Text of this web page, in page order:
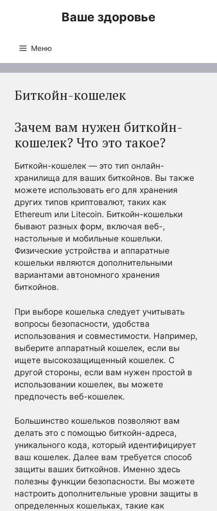
Ваше здоровье
Меню
Биткойн-кошелек
Зачем вам нужен биткойн-
кошелек? Что это такое?
Биткойн-кошелек — это тип онлайн-
хранилища для ваших биткойнов. Вы также
можете использовать его для хранения
других типов криптовалют, таких как
Ethereum или Litecoin. Биткойн-кошельки
бывают разных форм, включая веб-,
настольные и мобильные кошельки.
Физические устройства и аппаратные
кошельки являются дополнительными
вариантами автономного хранения
биткойнов.
При выборе кошелька следует учитывать
вопросы безопасности, удобства
использования и совместимости. Например,
выберите аппаратный кошелек, если вы
ищете высокозащищенный кошелек. С
другой стороны, если вам нужен простой в
использовании кошелек, вы можете
предпочесть веб-кошелек.
Большинство кошельков позволяют вам
делать это с помощью биткойн-адреса,
уникального кода, который идентифицирует
ваш кошелек. Далее вам требуется способ
защиты ваших биткойнов. Именно здесь
полезны функции безопасности. Вы можете
настроить дополнительные уровни защиты в
определенных кошельках, такие как